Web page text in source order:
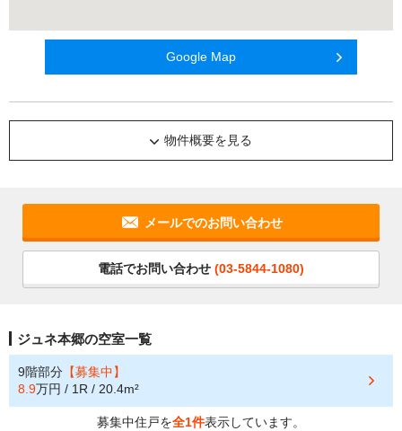
Google Map
物件概要を見る
メールでのお問い合わせ
電話でお問い合わせ (03-5844-1080)
ジュネ本郷の空室一覧
9階部分 【募集中】
8.9万円 / 1R / 20.4m²
募集中住戸を全1件表示しています。